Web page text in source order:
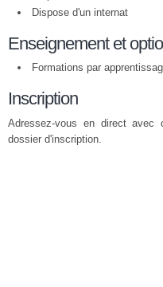
Dispose d'un internat
Enseignement et
Formations par
Inscription
Adressez-vous en direct avec
dossier d'inscription.